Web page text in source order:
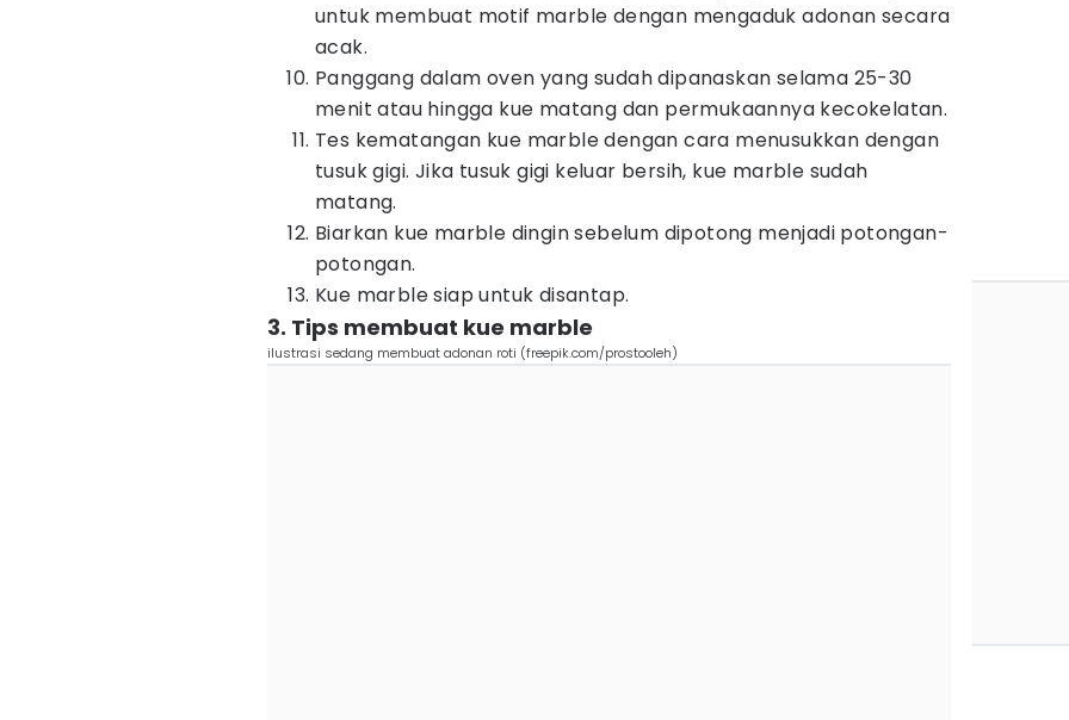
untuk membuat motif marble dengan mengaduk adonan secara
acak.
Panggang dalam oven yang sudah dipanaskan selama 25-30
menit atau hingga kue matang dan permukaannya kecokelatan.
Tes kematangan kue marble dengan cara menusukkan dengan
tusuk gigi. Jika tusuk gigi keluar bersih, kue marble sudah
matang.
Biarkan kue marble dingin sebelum dipotong menjadi potongan-
potongan.
Kue marble siap untuk disantap.
3. Tips membuat kue marble
ilustrasi sedang membuat adonan roti (freepik.com/prostooleh)